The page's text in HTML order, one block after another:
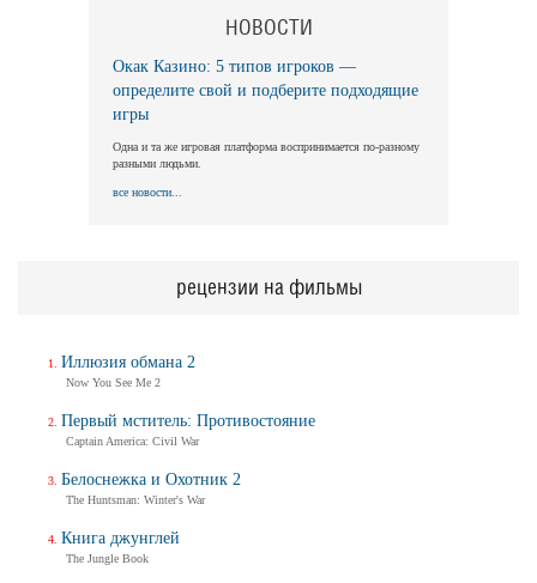
НОВОСТИ
Окак Казино: 5 типов игроков —
определите свой и подберите подходящие
игры
Одна и та же игровая платформа воспринимается по-разному
разными людьми.
все новости...
рецензии на фильмы
Иллюзия обмана 2
Now You See Me 2
Первый мститель: Противостояние
Captain America: Civil War
Белоснежка и Охотник 2
The Huntsman: Winter's War
Книга джунглей
The Jungle Book